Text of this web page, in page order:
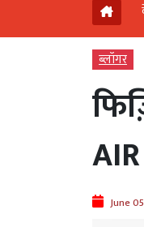
ब्‍लॉगर
June